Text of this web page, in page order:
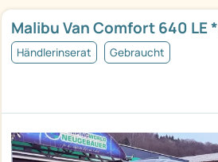
Malibu Van Comfort 640 LE
Händlerinserat Gebraucht